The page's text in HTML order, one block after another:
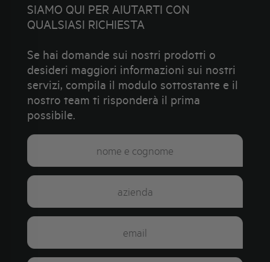
SIAMO QUI PER AIUTARTI CON
QUALSIASI RICHIESTA
Se hai domande sui nostri prodotti o
desideri maggiori informazioni sui nostri
servizi, compila il modulo sottostante e il
nostro team ti risponderà il prima
possibile.